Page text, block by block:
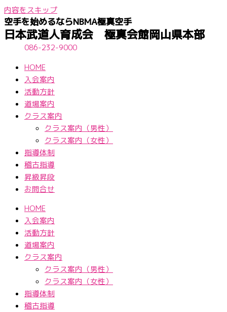
内容をスキップ
空手を始めるならNBМA極真空手
日本武道人育成会 極真会館岡山県本部
086-232-9000
HOME
入会案内
活動方針
道場案内
クラス案内
クラス案内（男性）
クラス案内（女性）
指導体制
稽古指導
昇級昇段
お問合せ
HOME
入会案内
活動方針
道場案内
クラス案内
クラス案内（男性）
クラス案内（女性）
指導体制
稽古指導